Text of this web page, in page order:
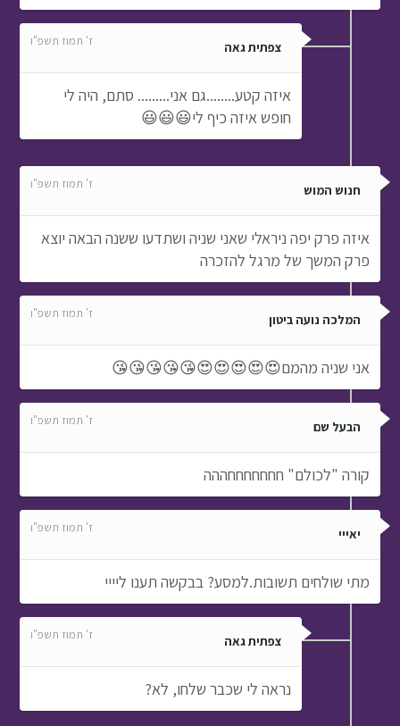
צפתית גאה ז' תמוז תשפ"ו
איזה קטע........גם אני......... סתם, היה לי
חופש איזה כיף לי😃😃😃
חנוש המוש ז' תמוז תשפ"ו
איזה פרק יפה ניראלי שאני שניה ושתדעו ששנה הבאה יוצא
פרק המשך של מרגל להזכרה
המלכה נועה ביטון ז' תמוז תשפ"ו
אני שניה מהמם😍😍😍😍😍😘😘😘😘😘
הבעל שם ז' תמוז תשפ"ו
קורה "לכולם" חחחחחחחההה
יאייי ז' תמוז תשפ"ו
מתי שולחים תשובות.למסע? בבקשה תענו ליייי
צפתית גאה ז' תמוז תשפ"ו
נראה לי שכבר שלחו, לא?